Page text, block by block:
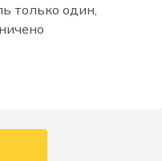
только один,